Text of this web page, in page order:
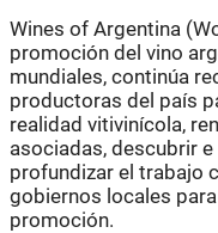
Wines of Argentina
promoción del vino
mundiales, continúa
productoras del país
realidad vitivinícola,
asociadas, descubrir
profundizar el trabajo
gobiernos locales
promoción.